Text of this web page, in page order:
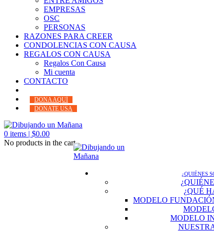
EMPRESAS
OSC
PERSONAS
RAZONES PARA CREER
CONDOLENCIAS CON CAUSA
REGALOS CON CAUSA
Regalos Con Causa
Mi cuenta
CONTACTO
DONA AQUÍ
DONATE USA
0 items | $0.00
No products in the cart.
¿QUIÉNES
¿QUÉ
MODELO
MODELO